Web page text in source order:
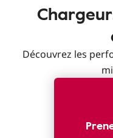
Découvrez les